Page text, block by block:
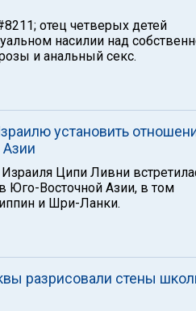
отец четверых детей
насилии над
и анальный секс.
установить
Ципи Ливни
Юго-Восточной Азии, в том
и Шри-Ланки.
разрисовали стены